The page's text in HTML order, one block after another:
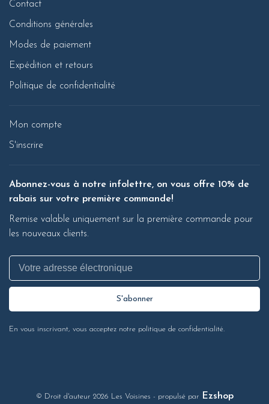
Contact
Conditions générales
Modes de paiement
Expédition et retours
Politique de confidentialité
Mon compte
S'inscrire
Abonnez-vous à notre infolettre, on vous offre 10% de
rabais sur votre première commande!
Remise valable uniquement sur la première commande pour
les nouveaux clients.
S'abonner
En vous inscrivant, vous acceptez notre politique de confidentialité.
© Droit d'auteur 2026 Les Voisines - propulsé par Ezshop